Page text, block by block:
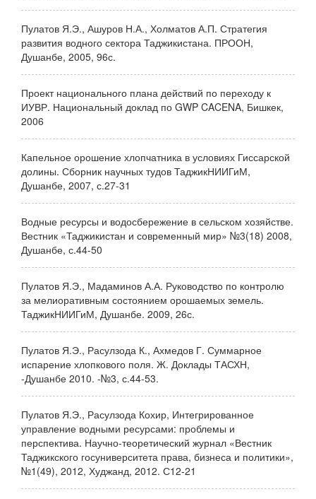
Пулатов Я.Э., Ашуров Н.А., Холматов А.П. Стратегия
развития водного сектора Таджикистана. ПРООН,
Душанбе, 2005, 96с.
Проект национального плана действий по переходу к
ИУВР. Национальный доклад по GWP CACENA, Бишкек,
2006
Капельное орошение хлопчатника в условиях Гиссарской
долины. Сборник научных тудов ТаджикНИИГиМ,
Душанбе, 2007, с.27-31
Водные ресурсы и водосбережение в сельском хозяйстве.
Вестник «Таджикистан и современный мир» №3(18) 2008,
Душанбе, с.44-50
Пулатов Я.Э., Мадаминов А.А. Руководство по контролю
за мелиоративным состоянием орошаемых земель.
ТаджикНИИГиМ, Душанбе. 2009, 26с.
Пулатов Я.Э., Расулзода К., Ахмедов Г. Суммарное
испарение хлопкового поля. Ж. Доклады ТАСХН,
-Душанбе 2010. -№3, с.44-53.
Пулатов Я.Э., Расулзода Кохир, Интегрированное
управление водными ресурсами: проблемы и
перспектива. Научно-теоретический журнал «Вестник
Таджикского госуниверситета права, бизнеса и политики»,
№1(49), 2012, Худжанд, 2012. С12-21